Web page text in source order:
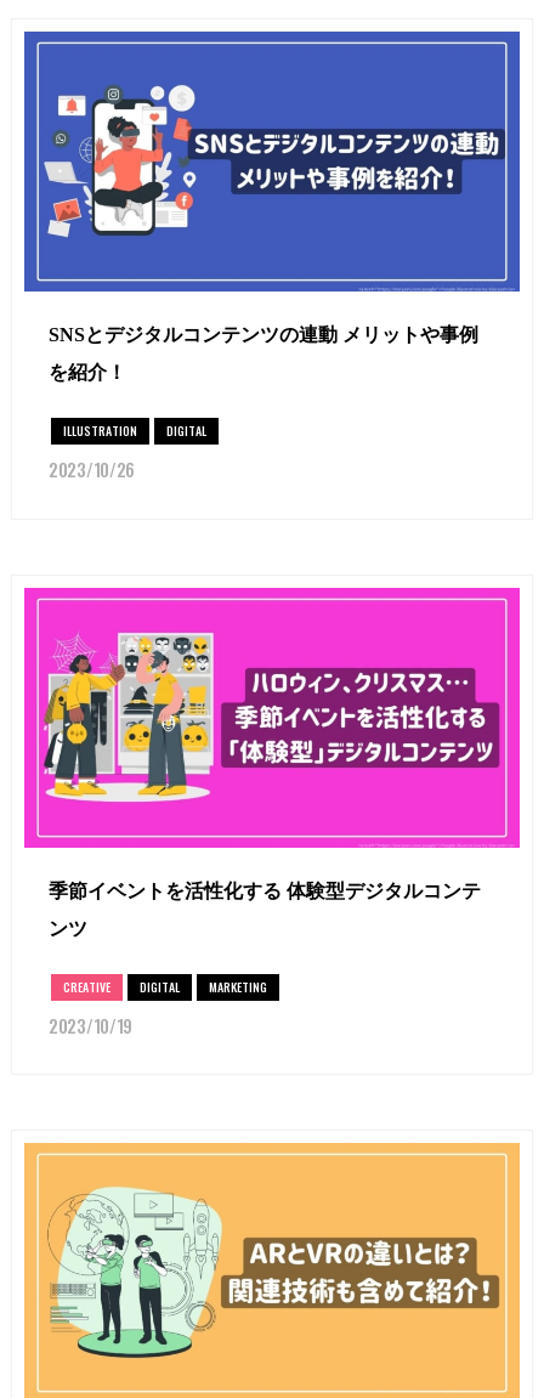
SNSとデジタルコンテンツの連動 メリットや事例
を紹介！
ILLUSTRATION DIGITAL
2023/10/26
季節イベントを活性化する 体験型デジタルコンテ
ンツ
CREATIVE DIGITAL MARKETING
2023/10/19